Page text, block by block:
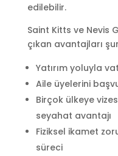
edilebilir.
Saint Kitts ve Nevis
çıkan avantajları
Yatırım yoluyla
Aile üyelerini
Birçok ülkeye
seyahat avantajı
Fiziksel ikamet
süreci